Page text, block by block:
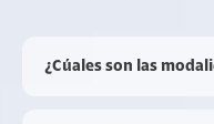
¿Cúales son las